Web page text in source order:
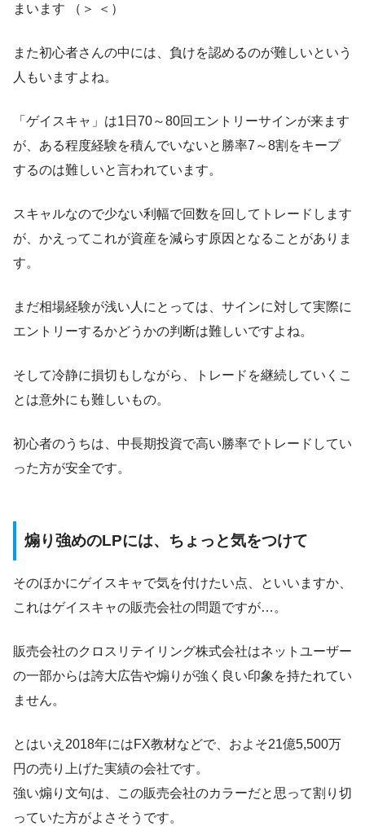
まいます （＞ ＜）
また初心者さんの中には、負けを認めるのが難しいという
人もいますよね。
「ゲイスキャ」は1日70～80回エントリーサインが来ます
が、ある程度経験を積んでいないと勝率7～8割をキープ
するのは難しいと言われています。
スキャルなので少ない利幅で回数を回してトレードします
が、かえってこれが資産を減らす原因となることがありま
す。
まだ相場経験が浅い人にとっては、サインに対して実際に
エントリーするかどうかの判断は難しいですよね。
そして冷静に損切もしながら、トレードを継続していくこ
とは意外にも難しいもの。
初心者のうちは、中長期投資で高い勝率でトレードしてい
った方が安全です。
煽り強めのLPには、ちょっと気をつけて
そのほかにゲイスキャで気を付けたい点、といいますか、
これはゲイスキャの販売会社の問題ですが…。
販売会社のクロスリテイリング株式会社はネットユーザー
の一部からは誇大広告や煽りが強く良い印象を持たれてい
ません。
とはいえ2018年にはFX教材などで、およそ21億5,500万
円の売り上げた実績の会社です。
強い煽り文句は、この販売会社のカラーだと思って割り切
っていた方がよさそうです。